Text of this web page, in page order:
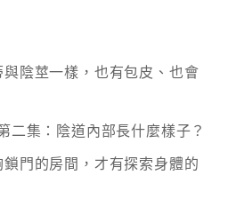
陰莖一樣，也有包皮、也會
二集：陰道內部長什麼樣子？
門的房間，才有探索身體的